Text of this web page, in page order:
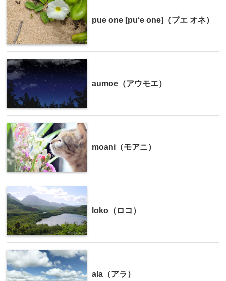
pue one [pu‘e one]（プエ オネ）
aumoe（アウモエ）
moani（モアニ）
loko（ロコ）
ala（アラ）